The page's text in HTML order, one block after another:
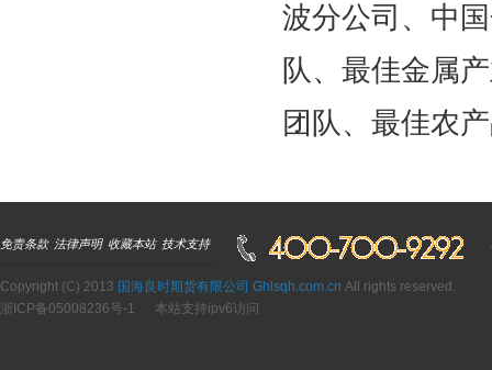
波分公司、中
队、最佳金属
团队、最佳农
免责条款 法律声明 收藏本站 技术支持
Copyright (C) 2013 国海良时期货有限公司 Ghlsqh.com.cn All rights reserved.
浙ICP备05008236号-1 本站支持ipv6访问